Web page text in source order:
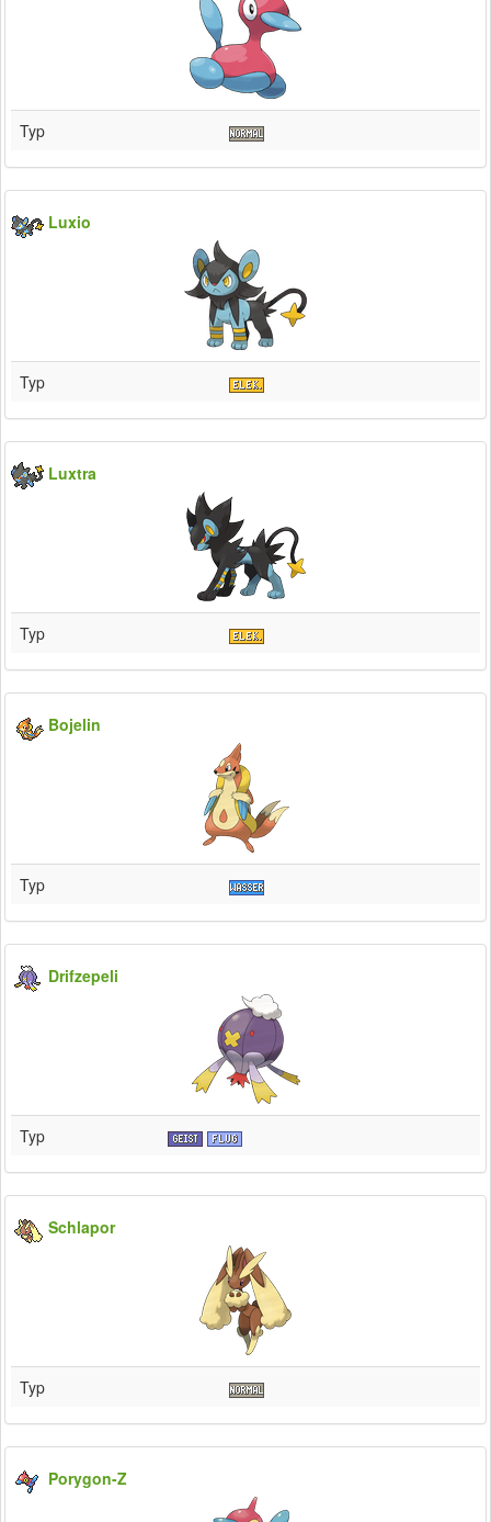
Typ
Luxio
Typ
Luxtra
Typ
Bojelin
Typ
Drifzepeli
Typ
Schlapor
Typ
Porygon-Z